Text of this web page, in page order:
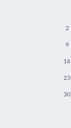
2
9
16
23
30